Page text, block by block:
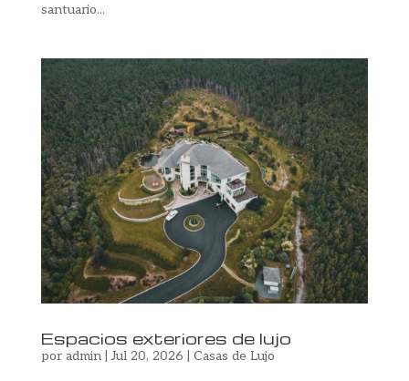
santuario...
Espacios exteriores de lujo
por admin|Jul 20, 2026 Casas de Lujo